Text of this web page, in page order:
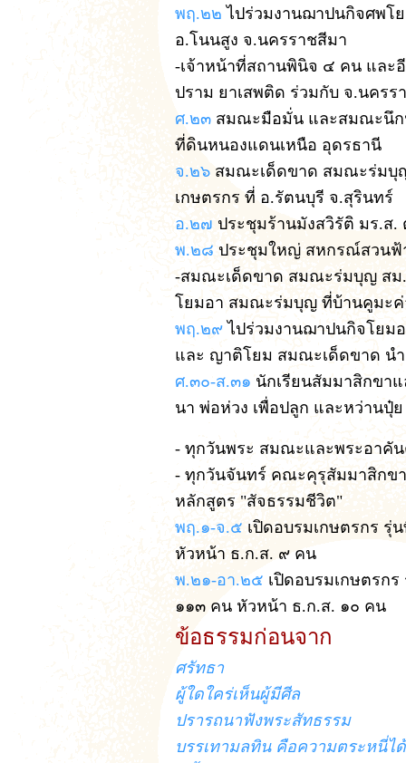
พฤ.๒๒ ไปร่วมงานฌาปนกิจศพโ
อ.โนนสูง จ.นครราชสีมา
-เจ้าหน้าที่สถานพินิจ ๔ คน และ
ปราม ยาเสพติด ร่วมกับ จ.นคร
ศ.๒๓ สมณะมือมั่น และสมณะนึก
ที่ดินหนองแดนเหนือ อุดรธานี
จ.๒๖ สมณะเด็ดขาด สมณะร่มบุ
เกษตรกร ที่ อ.รัตนบุรี จ.สุรินทร์
อ.๒๗ ประชุมร้านมังสวิรัติ มร.ส.
พ.๒๘ ประชุมใหญ่ สหกรณ์สวนฟ้
-สมณะเด็ดขาด สมณะร่มบุญ สม
โยมอา สมณะร่มบุญ ที่บ้านคูมะ
พฤ.๒๙ ไปร่วมงานฌาปนกิจโย
และ ญาติโยม สมณะเด็ดขาด นำ
ศ.๓๐-ส.๓๑ นักเรียนสัมมาสิกขา
นา พ่อห่วง เพื่อปลูก และหว่านปุ๋ย
- ทุกวันพระ สมณะและพระอาคั
- ทุกวันจันทร์ คณะคุรุสัมมาสิกข
หลักสูตร "สัจธรรมชีวิต"
พฤ.๑-จ.๕ เปิดอบรมเกษตรกร
หัวหน้า ธ.ก.ส. ๙ คน
พ.๒๑-อา.๒๕ เปิดอบรมเกษตรก
๑๑๓ คน หัวหน้า ธ.ก.ส. ๑๐ คน
ข้อธรรมก่อนจาก
ศรัทธา
ผู้ใดใคร่เห็นผู้มีศีล
ปรารถนาฟังพระสัทธรรม
บรรเทามลทิน คือความตระหนี่ได้